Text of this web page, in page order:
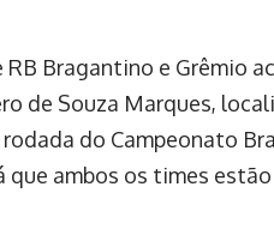
Bragantino e Grêmio
de Souza Marques,
rodada do Campeonato
que ambos os times